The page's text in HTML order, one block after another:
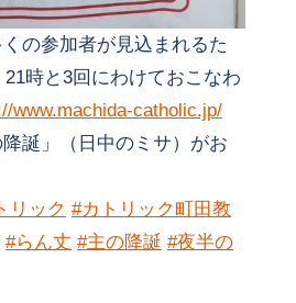
の参加者が見込まれるた
時と3回にわけておこなわ
www.machida-catholic.jp/
誕」（日中のミサ）がお
リック #カトリック町田教
#らん丈 #主の降誕 #夜半の